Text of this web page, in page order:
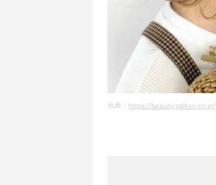
出典： https://beauty.yahoo.co.jp/